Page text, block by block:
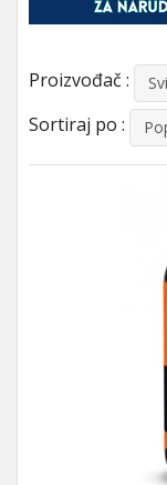
Proizvođač :
Sortiraj po :